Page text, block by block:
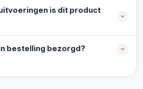
is dit product
bestelling bezorgd?